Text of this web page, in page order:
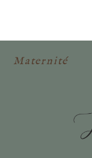
Maternité